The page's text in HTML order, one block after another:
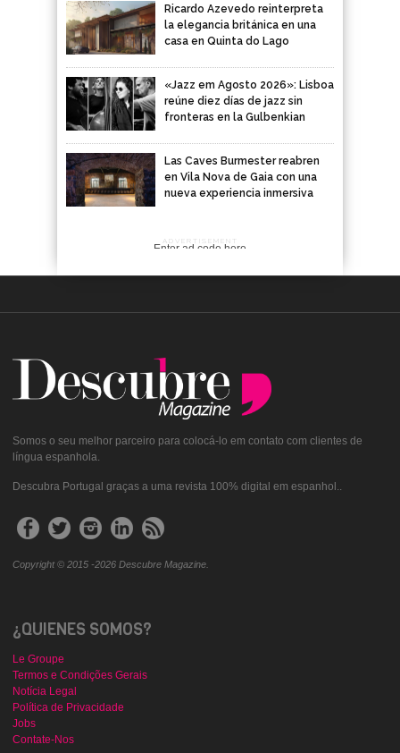
Ricardo Azevedo reinterpreta
la elegancia británica en una
casa en Quinta do Lago
«Jazz em Agosto 2026»: Lisboa
reúne diez días de jazz sin
fronteras en la Gulbenkian
Las Caves Burmester reabren
en Vila Nova de Gaia con una
nueva experiencia inmersiva
ADVERTISEMENT
Enter ad code here
Somos o seu melhor parceiro para colocá-lo em contato com clientes de
língua espanhola.
Descubra Portugal graças a uma revista 100% digital em espanhol..
Copyright © 2015 -2026 Descubre Magazine.
¿QUIENES SOMOS?
Le Groupe
Termos e Condições Gerais
Notícia Legal
Política de Privacidade
Jobs
Contate-Nos